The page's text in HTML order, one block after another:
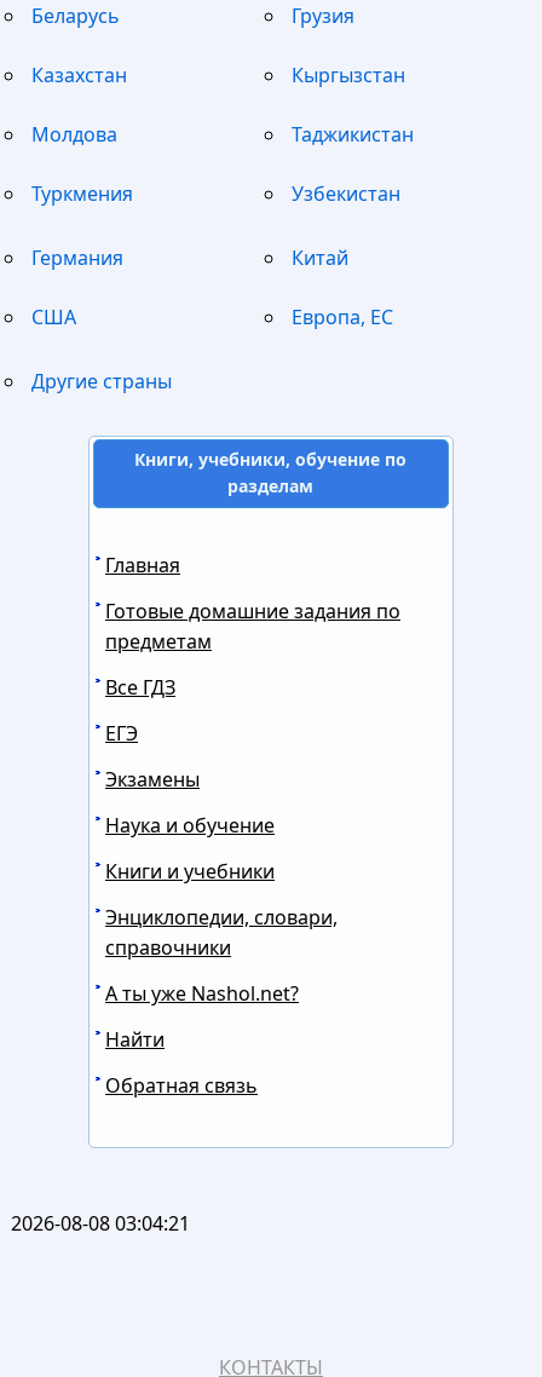
Беларусь Грузия
Казахстан Кыргызстан
Молдова Таджикистан
Туркмения Узбекистан
Германия Китай
США Европа, ЕС
Другие страны
Книги, учебники, обучение по
разделам
Главная
Готовые домашние задания по
предметам
Все ГДЗ
ЕГЭ
Экзамены
Наука и обучение
Книги и учебники
Энциклопедии, словари,
справочники
А ты уже Nashol.net?
Найти
Обратная связь
2026-08-08 03:04:21
КОНТАКТЫ